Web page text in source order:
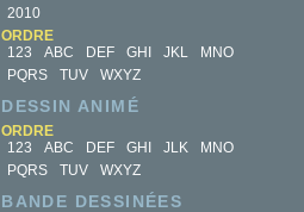
2010
ORDRE
123
ABC DEF GHI JKL
MNO
PQRS
TUV WXYZ
DESSIN ANIMÉ
ORDRE
123
ABC DEF GHI JLK
MNO
PQRS
TUV WXYZ
BANDE DESSINÉES